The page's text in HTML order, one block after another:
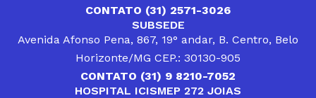
CONTATO (31) 2571-3026
SUBSEDE
Avenida Afonso Pena, 867, 19° andar, B. Centro, Belo
Horizonte/MG CEP.: 30130-905
CONTATO (31) 9 8210-7052
HOSPITAL ICISMEP 272 JOIAS